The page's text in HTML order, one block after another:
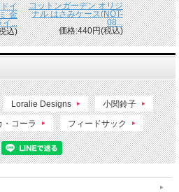
イ
金
イ...
込)
コットンガーデン オリジ
ナル はさみケース(NOT-
08...
価格:440円(税込)
Loralie Designs 小関鈴子
・コーラ フィードサック